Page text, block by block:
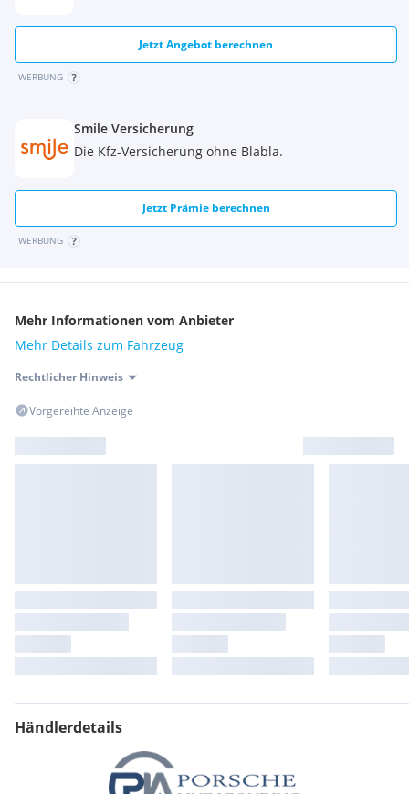
Jetzt Angebot berechnen
WERBUNG
Smile Versicherung
Die Kfz-Versicherung ohne Blabla.
Jetzt Prämie berechnen
WERBUNG
Mehr Informationen vom Anbieter
Mehr Details zum Fahrzeug
Rechtlicher Hinweis
Vorgereihte Anzeige
Händlerdetails